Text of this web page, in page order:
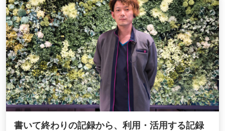
書いて終わりの記録から、利用・活用する記録